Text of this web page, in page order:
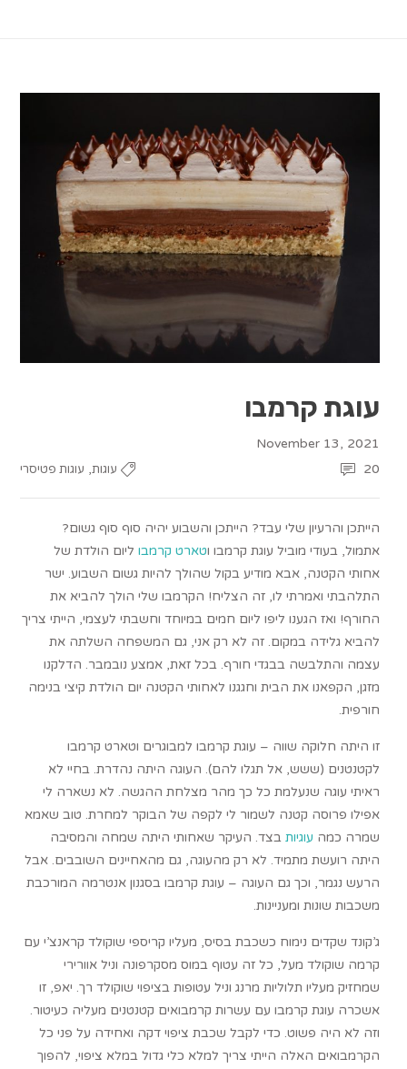
עוגת קרמבו
November 13, 2021
עוגות, עוגות פטיסרי 20
הייתכן והרעיון שלי עבד? הייתכן והשבוע יהיה סוף סוף גשום?
אתמול, בעודי מוביל עוגת קרמבו וטארט קרמבו ליום הולדת של
אחותי הקטנה, אבא מודיע בקול שהולך להיות גשום השבוע. ישר
התלהבתי ואמרתי לו, זה הצליח! הקרמבו שלי הולך להביא את
החורף! ואז הגענו ליפו ליום חמים במיוחד וחשבתי לעצמי, הייתי צריך
להביא גלידה במקום. זה לא רק אני, גם המשפחה השלתה את
עצמה והתלבשה בבגדי חורף. בכל זאת, אמצע נובמבר. הדלקנו
מזגן, הקפאנו את הבית וחגגנו לאחותי הקטנה יום הולדת קיצי בנימה
חורפית.
זו היתה חלוקה שווה – עוגת קרמבו למבוגרים וטארט קרמבו
לקטנטנים (ששש, אל תגלו להם). העוגה היתה נהדרת. בחיי לא
ראיתי עוגה שנעלמת כל כך מהר מצלחת ההגשה. לא נשארה לי
אפילו פרוסה קטנה לשמור לי לקפה של הבוקר למחרת. טוב שאמא
שמרה כמה עוגיות בצד. העיקר שאחותי היתה שמחה והמסיבה
היתה רועשת מתמיד. לא רק מהעוגה, גם מהאחיינים השובבים. אבל
הרעש נגמר, וכך גם העוגה – עוגת קרמבו בסגנון אנטרמה המורכבת
משכבות שונות ומעניינות.
ג’קונד שקדים נימוח כשכבת בסיס, מעליו קריספי שוקולד קראנצ’י עם
קרמה שוקולד מעל, כל זה עטוף במוס מסקרפונה וניל אוורירי
שמחזיק מעליו תלוליות מרנג וניל עטופות בציפוי שוקולד רך. יאפ, זו
אשכרה עוגת קרמבו עם עשרות קרמבואים קטנטנים מעליה כעיטור.
וזה לא היה פשוט. כדי לקבל שכבת ציפוי דקה ואחידה על פני כל
הקרמבואים האלה הייתי צריך למלא כלי גדול במלא ציפוי, להפוך